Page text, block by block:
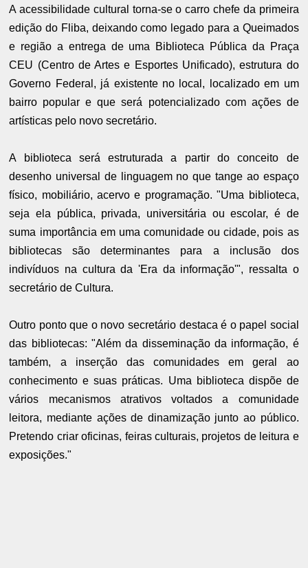
A acessibilidade cultural torna-se o carro chefe da primeira
edição do Fliba, deixando como legado para a Queimados
e região a entrega de uma Biblioteca Pública da Praça
CEU (Centro de Artes e Esportes Unificado), estrutura do
Governo Federal, já existente no local, localizado em um
bairro popular e que será potencializado com ações de
artísticas pelo novo secretário.
A biblioteca será estruturada a partir do conceito de
desenho universal de linguagem no que tange ao espaço
físico, mobiliário, acervo e programação. "Uma biblioteca,
seja ela pública, privada, universitária ou escolar, é de
suma importância em uma comunidade ou cidade, pois as
bibliotecas são determinantes para a inclusão dos
indivíduos na cultura da 'Era da informação'", ressalta o
secretário de Cultura.
Outro ponto que o novo secretário destaca é o papel social
das bibliotecas: "Além da disseminação da informação, é
também, a inserção das comunidades em geral ao
conhecimento e suas práticas. Uma biblioteca dispõe de
vários mecanismos atrativos voltados a comunidade
leitora, mediante ações de dinamização junto ao público.
Pretendo criar oficinas, feiras culturais, projetos de leitura e
exposições."